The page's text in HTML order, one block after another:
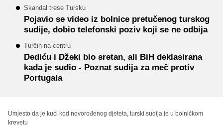
Skandal trese Tursku
Pojavio se video iz bolnice pretučenog turskog
sudije, dobio telefonski poziv koji se ne odbija
Turčin na centru
Dediću i Džeki bio sretan, ali BiH deklasirana
kada je sudio - Poznat sudija za meč protiv
Portugala
Umjesto da je kući kod novorođenog djeteta, turski sudija je u bolničkom
krevetu